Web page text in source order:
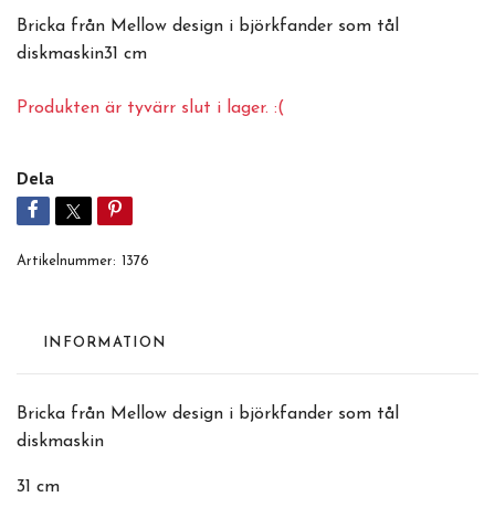
Bricka från Mellow design i björkfander som tål
diskmaskin31 cm
Produkten är tyvärr slut i lager. :(
Dela
Artikelnummer: 1376
INFORMATION
Bricka från Mellow design i björkfander som tål
diskmaskin
31 cm